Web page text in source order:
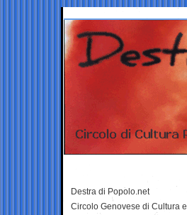
Destra di Popolo.net
Circolo Genovese di Cultura e